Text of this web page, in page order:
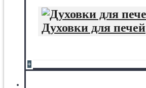
Духовки для печей
+